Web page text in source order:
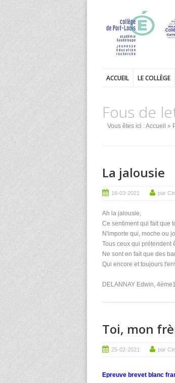
ACCUEIL LE COLLÈGE
Fous de
Vous êtes ici :Accueil »
La jalousie
16-03-2021 par
Ah la jalousie,
Ce sentiment qui fait que
N'importe qui, moche ou
Tous ceux qui prétendent
Ne sont en fait que des
Qui encore et toujours
DELANNAY Edwin, 4ème1
Toi, mon
25-02-2021 par
Epreuve brevet blanc